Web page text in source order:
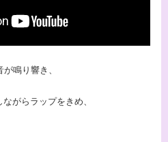
鳴り響き、
がらラップをきめ、